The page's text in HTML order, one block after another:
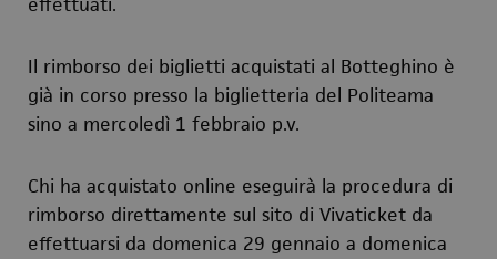
Il rimborso dei biglietti acquistati al Botteghino è
già in corso presso la biglietteria del Politeama
sino a mercoledì 1 febbraio p.v.
Chi ha acquistato online eseguirà la procedura di
rimborso direttamente sul sito di Vivaticket da
effettuarsi da domenica 29 gennaio a domenica